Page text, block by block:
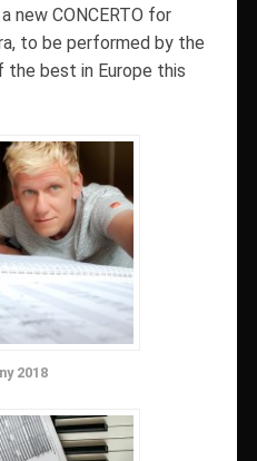
new CONCERTO for
to be performed by the
the best in Europe this
2018